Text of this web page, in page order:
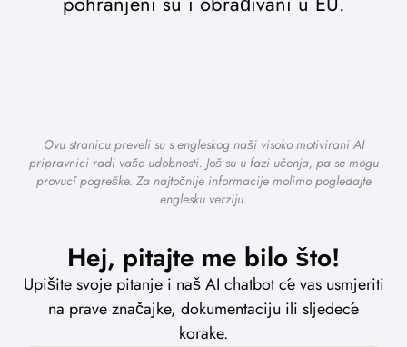
Ovu stranicu preveli su s engleskog naši visoko motivirani AI
pripravnici radi vaše udobnosti. Još su u fazi učenja, pa se mogu
provući pogreške. Za najtočnije informacije molimo pogledajte
englesku verziju.
Hej, pitajte me bilo što!
Upišite svoje pitanje i naš AI chatbot će vas usmjeriti
na prave značajke, dokumentaciju ili sljedeće
korake.